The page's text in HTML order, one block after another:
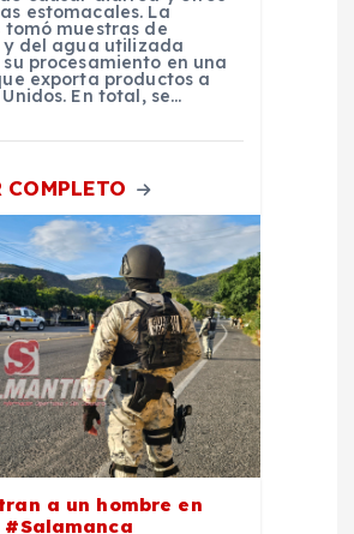
estomacales. La
tomó muestras de
y del agua utilizada
procesamiento en una
exporta productos a
En total, se…
COMPLETO
a un hombre en
#Salamanca